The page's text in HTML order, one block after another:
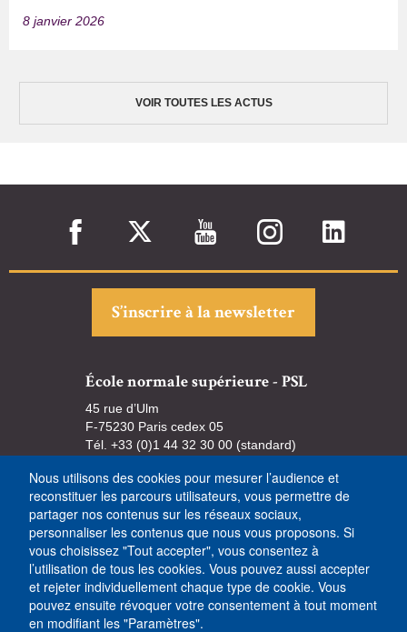
8 janvier 2026
VOIR TOUTES LES ACTUS
S’inscrire à la newsletter
École normale supérieure - PSL
45 rue d’Ulm
F-75230 Paris cedex 05
Tél. +33 (0)1 44 32 30 00 (standard)
Nous utilisons des cookies pour mesurer l’audience et
reconstituer les parcours utilisateurs, vous permettre de
partager nos contenus sur les réseaux sociaux,
personnaliser les contenus que nous vous proposons. Si
vous choisissez "Tout accepter", vous consentez à
l’utilisation de tous les cookies. Vous pouvez aussi accepter
et rejeter individuellement chaque type de cookie. Vous
pouvez ensuite révoquer votre consentement à tout moment
en modifiant les "Paramètres".